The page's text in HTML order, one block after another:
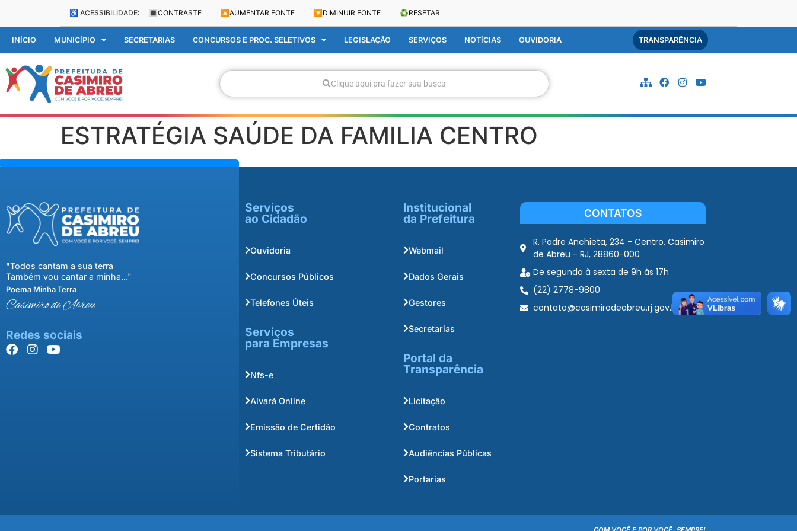
♿ ACESSIBILIDADE: 🔳 CONTRASTE 🔼 AUMENTAR FONTE 🔽 DIMINUIR FONTE ♻️RESETAR
INÍCIO MUNICÍPIO SECRETARIAS CONCURSOS E PROC. SELETIVOS LEGISLAÇÃO SERVIÇOS NOTÍCIAS OUVIDORIA TRANSPARÊNCIA
Clique aqui pra fazer sua busca
ESTRATÉGIA SAÚDE DA FAMILIA CENTRO
"Todos cantam a sua terra
Também vou cantar a minha..."
Poema Minha Terra
Casimiro de Abreu
Redes sociais
Serviços
ao Cidadão
Ouvidoria
Concursos Públicos
Telefones Úteis
Serviços
para Empresas
Nfs-e
Alvará Online
Emissão de Certidão
Sistema Tributário
Institucional
da Prefeitura
Webmail
Dados Gerais
Gestores
Secretarias
Portal da
Transparência
Licitação
Contratos
Audiências Públicas
Portarias
CONTATOS
R. Padre Anchieta, 234 - Centro, Casimiro
de Abreu - RJ, 28860-000
De segunda à sexta de 9h às 17h
(22) 2778-9800
contato@casimirodeabreu.rj.gov.br